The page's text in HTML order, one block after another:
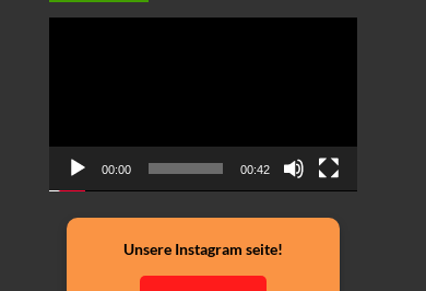
00:00 00:42
Unsere Instagram seite!